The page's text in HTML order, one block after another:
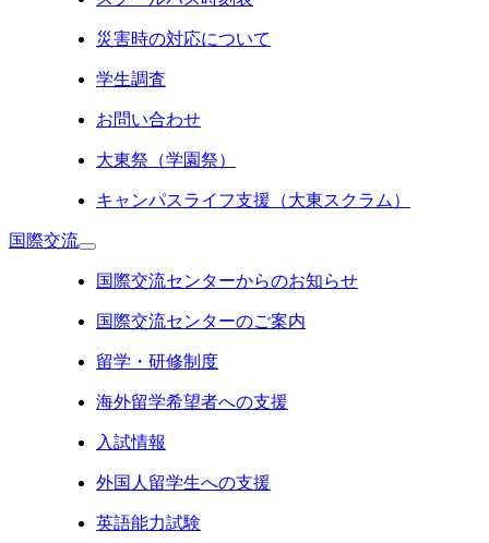
災害時の対応について
学生調査
お問い合わせ
大東祭（学園祭）
キャンパスライフ支援（大東スクラム）
国際交流
国際交流センターからのお知らせ
国際交流センターのご案内
留学・研修制度
海外留学希望者への支援
入試情報
外国人留学生への支援
英語能力試験